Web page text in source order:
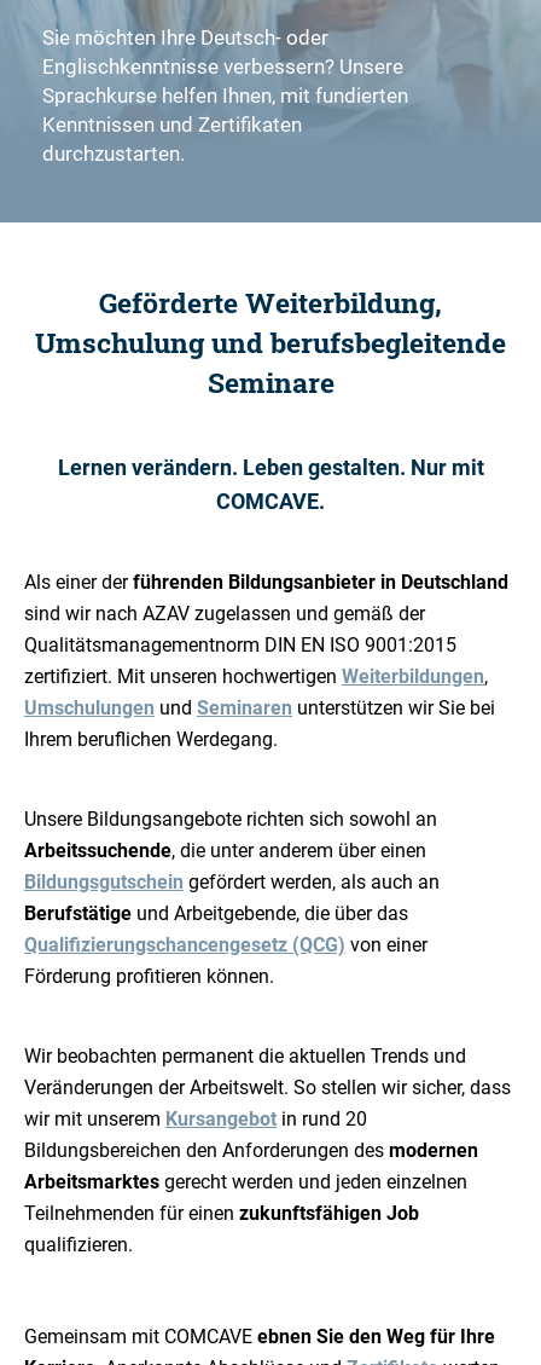
Sie möchten Ihre Deutsch- oder
Englischkenntnisse verbessern? Unsere
Sprachkurse helfen Ihnen, mit fundierten
Kenntnissen und Zertifikaten
durchzustarten.
Geförderte Weiterbildung,
Umschulung und berufsbegleitende
Seminare
Lernen verändern. Leben gestalten. Nur mit
COMCAVE.
Als einer derführenden Bildungsanbieter in Deutschland
sind wir nach AZAV zugelassen und gemäß der
Qualitätsmanagementnorm DIN EN ISO 9001:2015
zertifiziert. Mit unseren hochwertigen Weiterbildungen,
Umschulungen und Seminaren unterstützen wir Sie bei
Ihrem beruflichen Werdegang.
Unsere Bildungsangebote richten sich sowohl an
Arbeitssuchende, die unter anderem über einen
Bildungsgutschein gefördert werden, als auch an
Berufstätige und Arbeitgebende, die über das
Qualifizierungschancengesetz (QCG) von einer
Förderung profitieren können.
Wir beobachten permanent die aktuellen Trends und
Veränderungen der Arbeitswelt. So stellen wir sicher, dass
wir mit unserem Kursangebot in rund 20
Bildungsbereichen den Anforderungen des modernen
Arbeitsmarktes gerecht werden und jeden einzelnen
Teilnehmenden für einen zukunftsfähigen Job
qualifizieren.
Gemeinsam mit COMCAVE ebnen Sie den Weg für Ihre